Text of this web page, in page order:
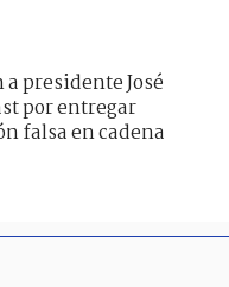
presidente José
por entregar
falsa en cadena